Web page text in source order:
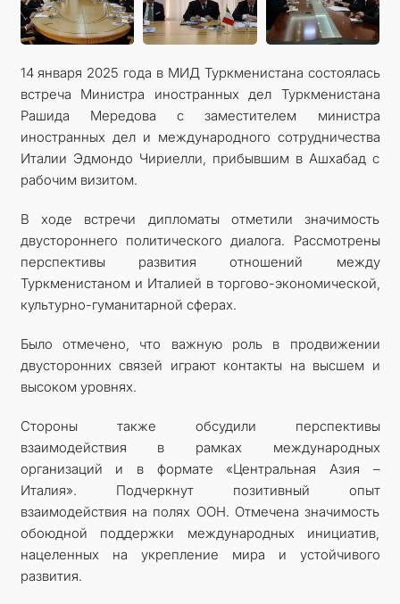
DYNÇ ALYŞ, BAÝRAMÇYLYK WE HATYRA GÜNLERI
14 января 2025 года в МИД Туркменистана состоялась
встреча Министра иностранных дел Туркменистана
Рашида Мередова с заместителем министра
иностранных дел и международного сотрудничества
Италии Эдмондо Чириелли, прибывшим в Ашхабад с
рабочим визитом.
В ходе встречи дипломаты отметили значимость
двустороннего политического диалога. Рассмотрены
перспективы развития отношений между
Туркменистаном и Италией в торгово-экономической,
культурно-гуманитарной сферах.
Было отмечено, что важную роль в продвижении
двусторонних связей играют контакты на высшем и
высоком уровнях.
Стороны также обсудили перспективы
взаимодействия в рамках международных
организаций и в формате «Центральная Азия –
Италия». Подчеркнут позитивный опыт
взаимодействия на полях ООН. Отмечена значимость
обоюдной поддержки международных инициатив,
нацеленных на укрепление мира и устойчивого
развития.